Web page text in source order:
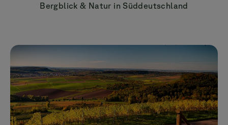
Bergblick & Natur in Süddeutschland